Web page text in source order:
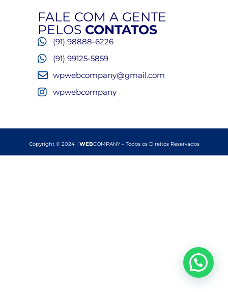
FALE COM A GENTE
PELOS CONTATOS
(91) 98888-6226
(91) 99125-5859
wpwebcompany@gmail.com
wpwebcompany
Copyright © 2024 | WEBCOMPANY – Todos os Direitos Reservados